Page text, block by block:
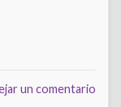
un comentario